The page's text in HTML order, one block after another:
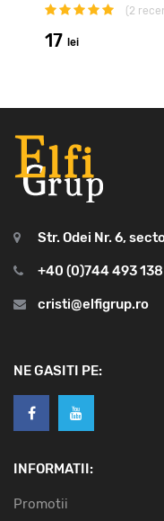
(2
17 lei
Str. Odei Nr. 6,
+40 (0)744 493 138
cristi@elfigrup.ro
NE GASITI PE:
INFORMATII:
Promotii